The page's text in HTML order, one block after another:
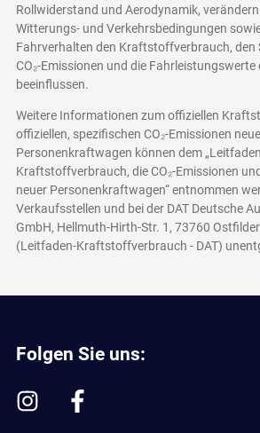
Rollwiderstand und Aerodynamik,
Witterungs- und Verkehrsbedingungen
Fahrverhalten den Kraftstoffverbrauch, den
CO₂-Emissionen und die Fahrleistungswerte
beeinflussen.
Weitere Informationen zum offiziellen
offiziellen, spezifischen CO₂-Emissionen
Personenkraftwagen können dem
Kraftstoffverbrauch, die CO₂-Emissionen
neuer Personenkraftwagen“ entnommen
Verkaufsstellen und bei der DAT Deutsche
GmbH, Hellmuth-Hirth-Str. 1, 73760
(Leitfaden-Kraftstoffverbrauch - DAT)
Folgen Sie uns: